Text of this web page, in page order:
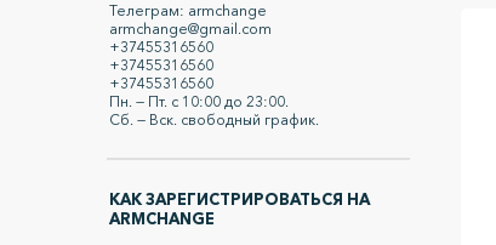
Телеграм: armchange
armchange@gmail.com
+37455316560
+37455316560
+37455316560
Пн. — Пт. с 10:00 до 23:00.
Сб. — Вск. свободный график.
КАК ЗАРЕГИСТРИРОВАТЬСЯ НА
ARMCHANGE